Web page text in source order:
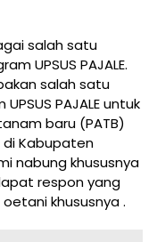
salah satu
UPSUS PAJALE.
salah satu
PAJALE untuk
baru (PATB)
Kabupaten
nabung khususnya
respon yang
khususnya .